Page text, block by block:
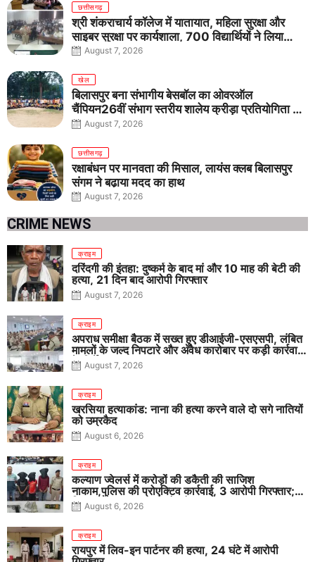
छत्तीसगढ़
श्री शंकराचार्य कॉलेज में यातायात, महिला सुरक्षा और
साइबर सुरक्षा पर कार्यशाला, 700 विद्यार्थियों ने लिया
जागरूकता का संकल्प
August 7, 2026
खेल
बिलासपुर बना संभागीय बेसबॉल का ओवरऑल
चैंपियन26वीं संभाग स्तरीय शालेय क्रीड़ा प्रतियोगिता में
तीनों आयु वर्गों में शानदार प्रदर्शन
August 7, 2026
छत्तीसगढ़
रक्षाबंधन पर मानवता की मिसाल, लायंस क्लब बिलासपुर
संगम ने बढ़ाया मदद का हाथ
August 7, 2026
CRIME NEWS
क्राइम
दरिंदगी की इंतहा: दुष्कर्म के बाद मां और 10 माह की बेटी की
हत्या, 21 दिन बाद आरोपी गिरफ्तार
August 7, 2026
क्राइम
अपराध समीक्षा बैठक में सख्त हुए डीआईजी-एसएसपी, लंबित
मामलों के जल्द निपटारे और अवैध कारोबार पर कड़ी कार्रवाई
के निर्देश
August 7, 2026
क्राइम
खरसिया हत्याकांड: नाना की हत्या करने वाले दो सगे नातियों
को उम्रकैद
August 6, 2026
क्राइम
कल्याण ज्वेलर्स में करोड़ों की डकैती की साजिश
नाकाम,पुलिस की प्रोएक्टिव कार्रवाई, 3 आरोपी गिरफ्तार;
पिस्टल, कारतूस, चाकू और मोबाइल बरामद
August 6, 2026
क्राइम
रायपुर में लिव-इन पार्टनर की हत्या, 24 घंटे में आरोपी